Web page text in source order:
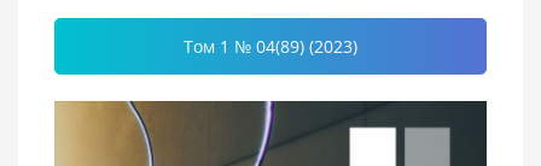
Том 1 № 04(89) (2023)